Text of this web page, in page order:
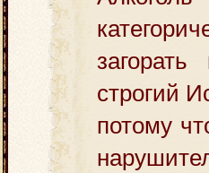
строгий
потому